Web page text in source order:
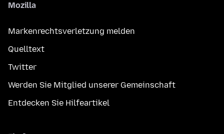
Mozilla
Markenrechtsverletzung melden
Quelltext
Twitter
Werden Sie Mitglied unserer Gemeinschaft
Entdecken Sie Hilfeartikel